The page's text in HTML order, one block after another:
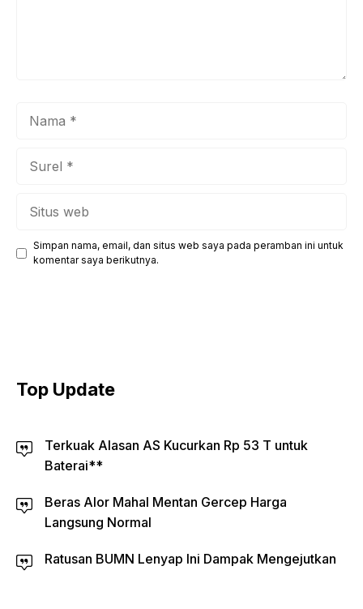
Simpan nama, email, dan situs web saya pada peramban ini untuk
komentar saya berikutnya.
Top Update
Terkuak Alasan AS Kucurkan Rp 53 T untuk
Baterai**
Beras Alor Mahal Mentan Gercep Harga
Langsung Normal
Ratusan BUMN Lenyap Ini Dampak Mengejutkan